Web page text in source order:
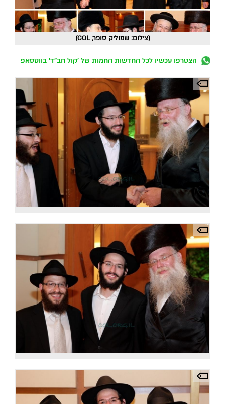
(צילום: שמוליק סופר, COL)
הצטרפו עכשיו לכל החדשות החמות של 'קול חב"ד' בווטסאפ